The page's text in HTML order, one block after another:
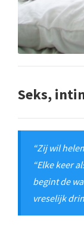
Seks,
“Zij wil
“Elke keer
begint de
vreselijk